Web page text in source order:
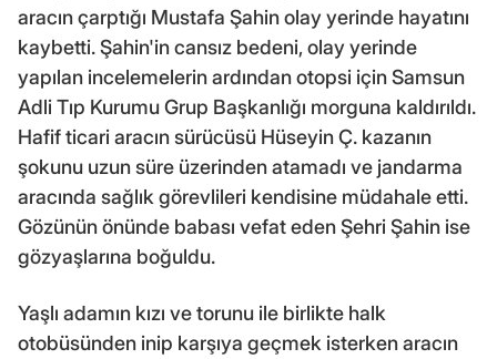
aracın çarptığı Mustafa Şahin olay yerinde hayatını
kaybetti. Şahin'in cansız bedeni, olay yerinde
yapılan incelemelerin ardından otopsi için Samsun
Adli Tıp Kurumu Grup Başkanlığı morguna kaldırıldı.
Hafif ticari aracın sürücüsü Hüseyin Ç. kazanın
şokunu uzun süre üzerinden atamadı ve jandarma
aracında sağlık görevlileri kendisine müdahale etti.
Gözünün önünde babası vefat eden Şehri Şahin ise
gözyaşlarına boğuldu.
Yaşlı adamın kızı ve torunu ile birlikte halk
otobüsünden inip karşıya geçmek isterken aracın